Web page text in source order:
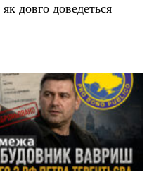
довго доведеться